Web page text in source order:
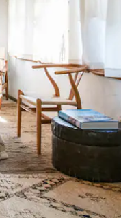
eksploro duke prekur